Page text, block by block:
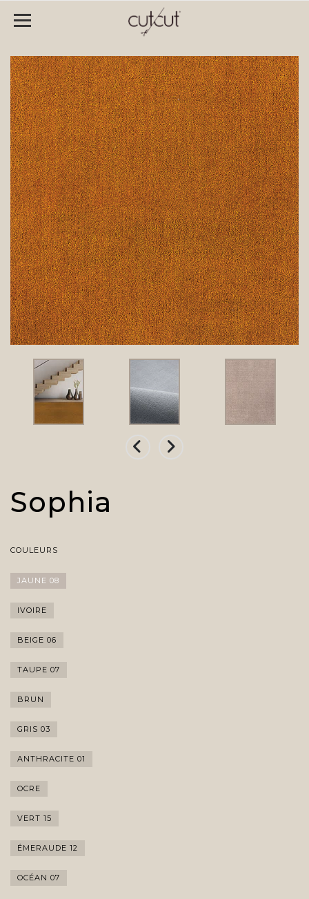
Sophia
COULEURS
JAUNE 08
IVOIRE
BEIGE 06
TAUPE 07
BRUN
GRIS 03
ANTHRACITE 01
OCRE
VERT 15
ÉMERAUDE 12
OCÉAN 07